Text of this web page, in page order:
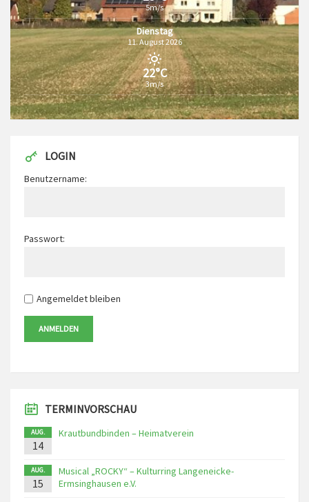
5m/s
Dienstag
11. August 2026
22°C
3m/s
LOGIN
Benutzername:
Passwort:
Angemeldet bleiben
ANMELDEN
TERMINVORSCHAU
AUG.
14
Krautbundbinden – Heimatverein
AUG.
15
Musical „ROCKY“ – Kulturring Langeneicke-
Ermsinghausen e.V.